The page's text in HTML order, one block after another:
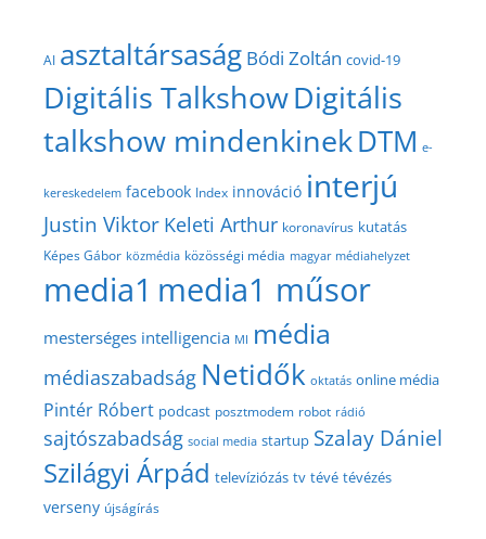
AI asztaltársaság Bódi Zoltán covid-19
Digitális TalkshowDigitális
talkshow mindenkinekDTM e-
kereskedelem facebook Index innováció interjú
Justin Viktor Keleti Arthur koronavírus kutatás
Képes Gábor közmédia közösségi média magyar médiahelyzet
media1 media1 műsor
mesterséges intelligencia MI média
médiaszabadság Netidők oktatás online média
Pintér Róbert podcast posztmodem robot rádió
sajtószabadság social media startup Szalay Dániel
Szilágyi Árpád televíziózás tv tévé tévézés
verseny újságírás